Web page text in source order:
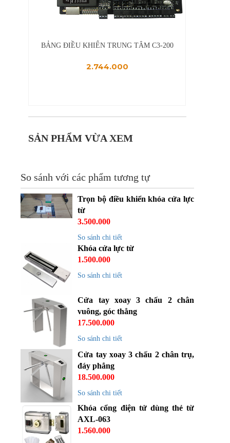
CỔNG KIỂM SOÁT SWING BARRIER SBTL300
38.786.000
SẢN PHẨM VỪA XEM
So sánh với các phẩm tương tự
Trọn bộ điều khiển khóa cửa lực
từ
3.500.000
So sánh chi tiết
Khóa cửa lực từ
1.500.000
So sánh chi tiết
Cửa tay xoay 3 chấu 2 chân
vuông, góc thẳng
17.500.000
So sánh chi tiết
Cửa tay xoay 3 chấu 2 chân trụ,
đáy phẳng
18.500.000
So sánh chi tiết
Khóa cổng điện tử dùng thẻ từ
AXL-063
1.560.000